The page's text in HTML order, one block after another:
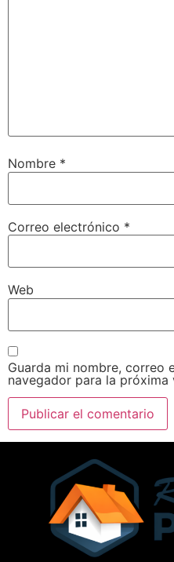
Nombre *
Correo electrónico *
Web
Guarda mi nombre, correo
navegador para la próxima